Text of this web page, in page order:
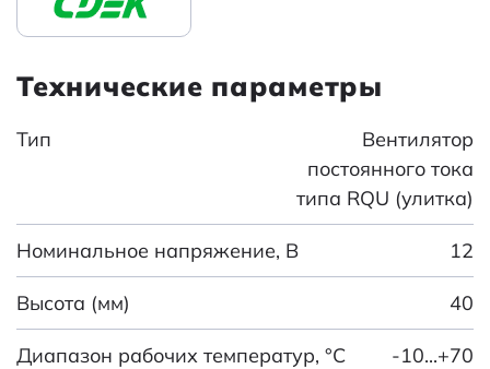
Технические параметры
Тип
Вентилятор
постоянного тока
типа RQU (улитка)
Номинальное напряжение, В 12
Высота (мм) 40
Диапазон рабочих температур, °C -10...+70